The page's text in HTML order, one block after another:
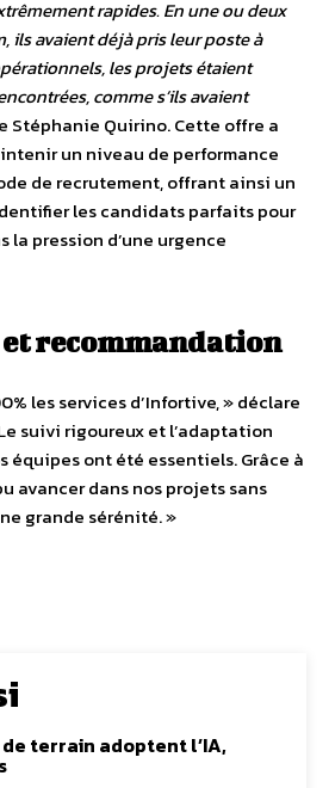
rapides. En une ou deux
ils avaient déjà pris leur poste à
les projets étaient
comme s’ils avaient
Stéphanie Quirino. Cette offre a
un niveau de performance
de recrutement, offrant ainsi un
les candidats parfaits pour
la pression d’une urgence
recommandation
les services d’Infortive, » déclare
suivi rigoureux et l’adaptation
équipes ont été essentiels. Grâce à
avancer dans nos projets sans
grande sérénité. »
de terrain adoptent l’IA,